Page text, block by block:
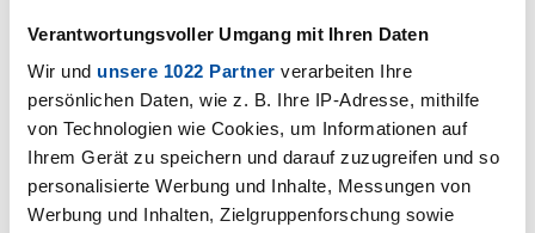
Verantwortungsvoller Umgang mit Ihren Daten
Wir und unsere 1022 Partner verarbeiten Ihre
persönlichen Daten, wie z. B. Ihre IP-Adresse, mithilfe
von Technologien wie Cookies, um Informationen auf
Ihrem Gerät zu speichern und darauf zuzugreifen und so
personalisierte Werbung und Inhalte, Messungen von
Werbung und Inhalten, Zielgruppenforschung sowie